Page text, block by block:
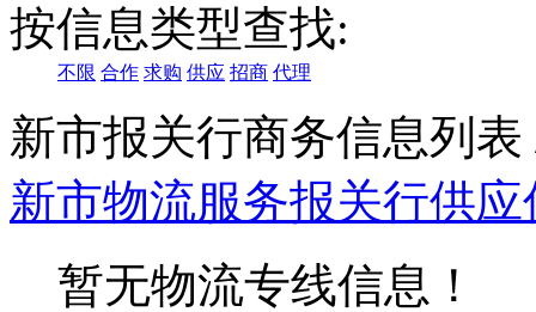
按信息类型查找:
不限 合作 求购 供应 招商 代理
新市报关行商务信息列表
新市物流服务报关行供应
暂无物流专线信息！